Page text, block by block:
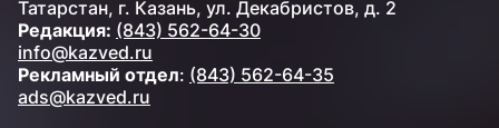
Татарстан, г. Казань, ул. Декабристов, д. 2
Редакция: (843) 562-64-30
info@kazved.ru
Рекламный отдел: (843) 562-64-35
ads@kazved.ru